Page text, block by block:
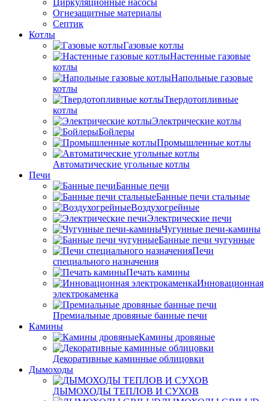
Циркуляционные насосы
Огнезащитные материалы
Септик
Котлы
Газовые котлы
Настенные газовые
котлы
Напольные газовые
котлы
Твердотопливные
котлы
Электрические котлы
Бойлеры
Промышленные котлы
Автоматические угольные котлы
Печи
Банные печи
Банные печи стальные
Воздухогрейные
Электрические печи
Чугунные печи-камины
Банные печи чугунные
Печи
специального назначения
Печать камины
Инновационная
электрокаменка
Премиальные дровяные банные печи
Камины
Камины дровяные
Декоративные каминные облицовки
Дымоходы
ДЫМОХОДЫ ТЕПЛОВ И СУХОВ